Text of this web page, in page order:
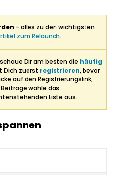
- alles zu den wichtigsten
zum Relaunch.
Dir am besten die häufig
Dich zuerst registrieren, bevor
auf den Registrierungslink,
wähle das
Liste aus.